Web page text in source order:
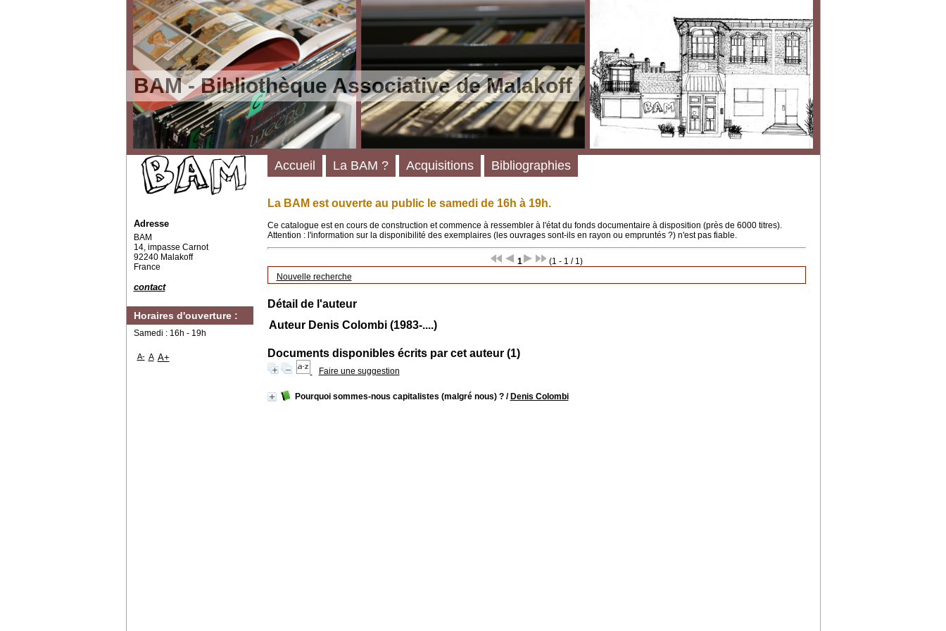
BAM - Bibliothèque Associative de Malakoff
La BAM est ouverte au public le samedi de 16h à 19h.
Ce catalogue est en cours de construction et commence à ressembler à l'état du fonds documentaire à disposition (près de 6000 titres).
Attention : l'information sur la disponibilité des exemplaires (les ouvrages sont-ils en rayon ou empruntés ?) n'est pas fiable.
1
(1 - 1 / 1)
Nouvelle recherche
Détail de l'auteur
Auteur Denis Colombi (1983-....)
Documents disponibles écrits par cet auteur (1)
Faire une suggestion
Pourquoi sommes-nous capitalistes (malgré nous) ?/ Denis Colombi
Accueil La BAM ? Acquisitions Bibliographies
Adresse
BAM
14, impasse Carnot
92240 Malakoff
France
contact
Horaires d'ouverture :
Samedi : 16h - 19h
A- A A+